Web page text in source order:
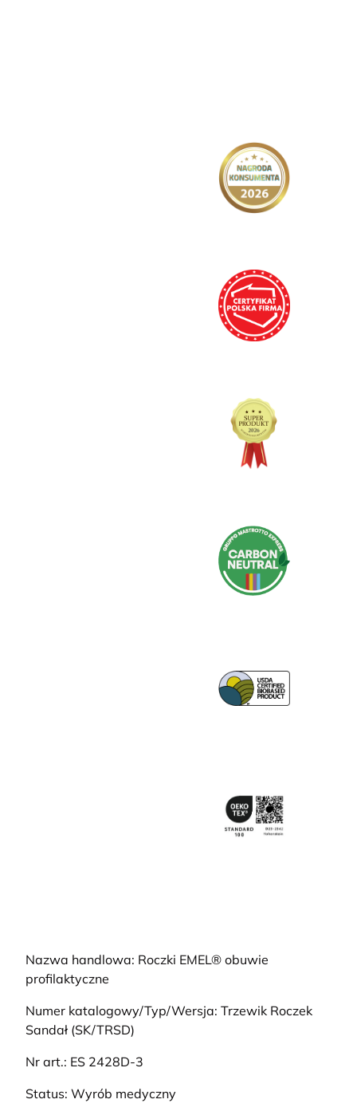
Nazwa handlowa: Roczki EMEL® obuwie
profilaktyczne
Numer katalogowy/Typ/Wersja: Trzewik Roczek
Sandał (SK/TRSD)
Nr art.: ES 2428D-3
Status: Wyrób medyczny